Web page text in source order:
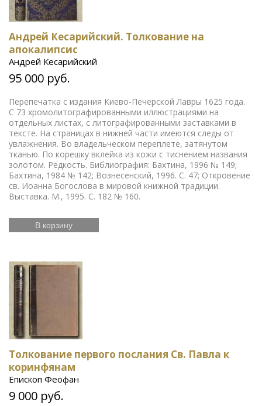
Андрей Кесарийский. Толкование на
апокалипсис
Андрей Кесарийский
95 000 руб.
Перепечатка с издания Киево-Печерской Лавры 1625 года.
С 73 хромолитографированными иллюстрациями на
отдельных листах, с литографированными заставками в
тексте. На страницах в нижней части имеются следы от
увлажнения. Во владельческом переплете, затянутом
тканью. По корешку вклейка из кожи с тиснением названия
золотом. Редкость. Библиография: Бахтина, 1996 № 149;
Бахтина, 1984 № 142; Вознесенский, 1996. С. 47; Откровение
св. Иоанна Богослова в мировой книжной традиции.
Выставка. М., 1995. С. 182 № 160.
В корзину
Толкование первого послания Св. Павла к
коринфянам
Епископ Феофан
9 000 руб.